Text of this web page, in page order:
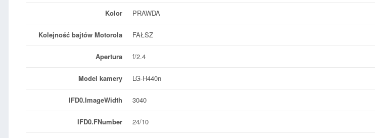
Kolor PRAWDA
Kolejność bajtów Motorola FAŁSZ
Apertura f/2.4
Model kamery LG-H440n
IFD0.ImageWidth 3040
IFD0.FNumber 24/10